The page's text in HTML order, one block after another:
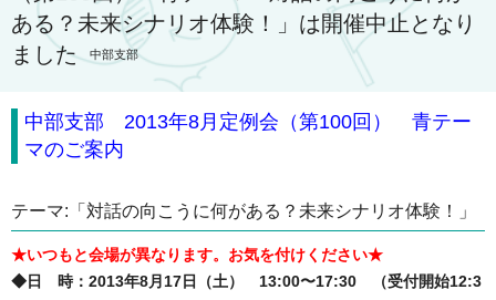
ある？未来シナリオ体験！」は開催中止となり
ました
中部支部
中部支部 2013年8月定例会（第100回） 青テー
マのご案内
テーマ:「対話の向こうに何がある？未来シナリオ体験！」
★いつもと会場が異なります。お気を付けください★
◆日 時：2013年8月17日（土） 13:00〜17:30 （受付開始12:3